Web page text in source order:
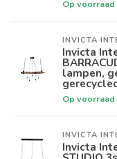
Op voorraad
INVICTA
Invicta
lampen,
Op voorraad
INVICTA
Invicta